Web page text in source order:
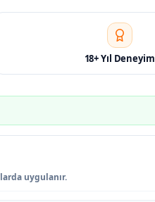
18+ Yıl Deneyim
uygulanır.